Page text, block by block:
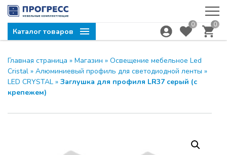
Каталог товаров
0 0
Главная страница » Магазин » Освещение мебельное Led
Cristal » Алюминиевый профиль для светодиодной ленты »
LED CRYSTAL » Заглушка для профиля LR37 серый (с
крепежем)
Компания ПРОГРЕСС
приглашает на семинар
ЗАКРЫТЬ